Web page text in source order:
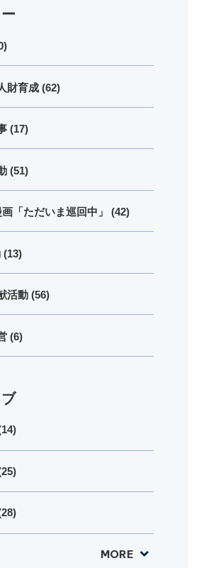
財育成 (62)
(17)
(51)
「ただいま巡回中」 (42)
(13)
活動 (56)
(6)
MORE